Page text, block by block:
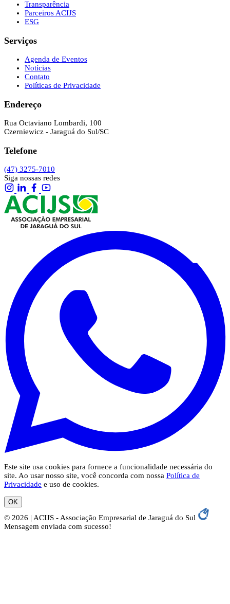
Transparência
Parceiros ACIJS
ESG
Serviços
Agenda de Eventos
Notícias
Contato
Políticas de Privacidade
Endereço
Rua Octaviano Lombardi, 100
Czerniewicz - Jaraguá do Sul/SC
Telefone
(47) 3275-7010
Siga nossas redes
Este site usa cookies para fornece a funcionalidade necessária do
site. Ao usar nosso site, você concorda com nossa Política de
Privacidade e uso de cookies.
OK
© 2026 | ACIJS - Associação Empresarial de Jaraguá do Sul
Mensagem enviada com sucesso!